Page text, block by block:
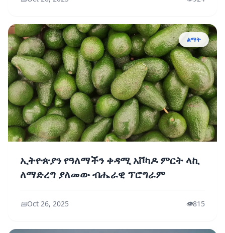
ልማት
ኢትዮጵያን የዓለማችን ቀዳሚ አቮካዶ ምርት ላኪ
ለማድረግ ያለመው ብሔራዊ ፕሮግራም
📅Oct 26, 2025 👁️815